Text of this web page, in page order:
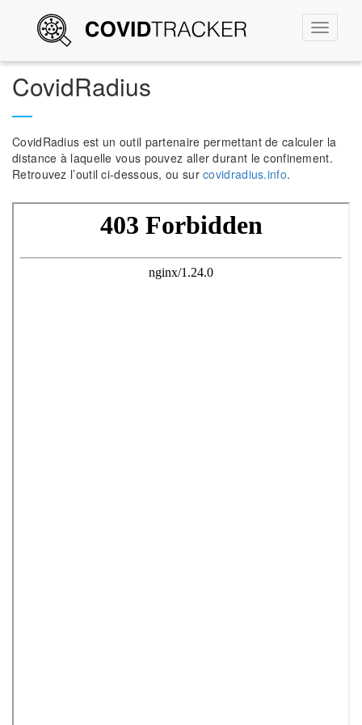
la
CovidRadius
CovidRadius est un outil partenaire permettant de calculer la
distance à laquelle vous pouvez aller durant le confinement.
Retrouvez l’outil ci-dessous, ou surcovidradius.info.